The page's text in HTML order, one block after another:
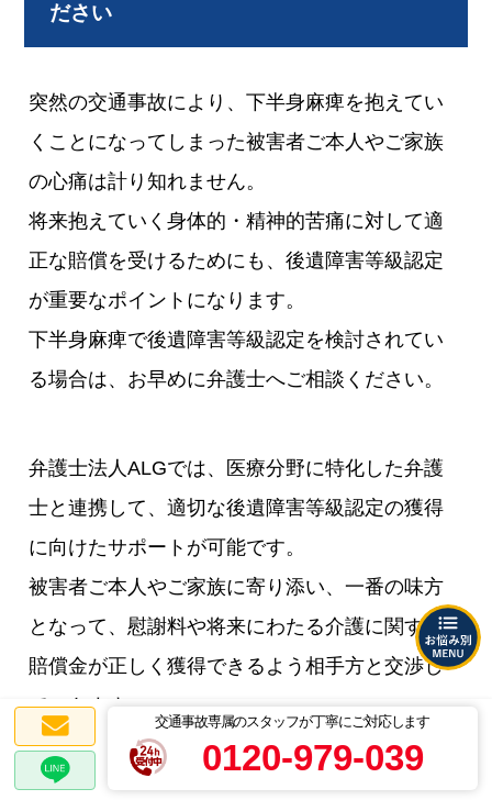
交通事故専属のスタッフが丁寧にご対応します
0120-979-039
ださい
突然の交通事故により、下半身麻痺を抱えてい
くことになってしまった被害者ご本人やご家族
の心痛は計り知れません。
将来抱えていく身体的・精神的苦痛に対して適
正な賠償を受けるためにも、後遺障害等級認定
が重要なポイントになります。
下半身麻痺で後遺障害等級認定を検討されてい
る場合は、お早めに弁護士へご相談ください。
弁護士法人ALGでは、医療分野に特化した弁護
士と連携して、適切な後遺障害等級認定の獲得
に向けたサポートが可能です。
被害者ご本人やご家族に寄り添い、一番の味方
となって、慰謝料や将来にわたる介護に関する
賠償金が正しく獲得できるよう相手方と交渉し
ていきます。
まずはお気軽に、私たちまでご相談ください。